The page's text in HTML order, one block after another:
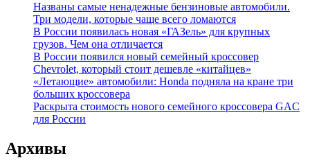
Названы самые ненадежные бензиновые автомобили.
Три модели, которые чаще всего ломаются
В России появилась новая «ГАЗель» для крупных
грузов. Чем она отличается
В России появился новый семейный кроссовер
Chevrolet, который стоит дешевле «китайцев»
«Летающие» автомобили: Honda подняла на кране три
больших кроссовера
Раскрыта стоимость нового семейного кроссовера GAC
для России
Архивы